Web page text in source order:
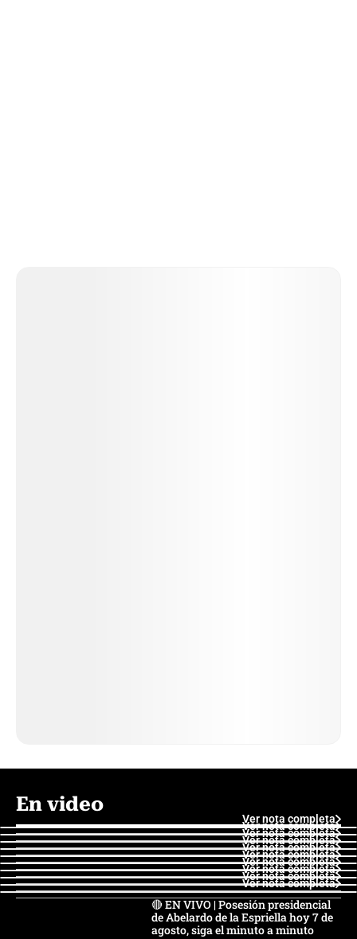
En video
Ver nota completa
Ver nota completa
Ver nota completa
Ver nota completa
Ver nota completa
Ver nota completa
Ver nota completa
Ver nota completa
Ver nota completa
Ver nota completa
🔴 EN VIVO | Posesión presidencial
de Abelardo de la Espriella hoy 7 de
agosto, siga el minuto a minuto